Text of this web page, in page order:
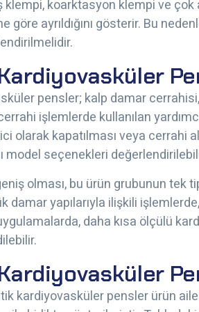
koarktasyon klempi ve
göre ayrıldığını gösterir. Bu
pensler; kalp damar
işlemlerde kullanılan
olarak kapatılması veya cerrahi
model seçenekleri
olması, bu ürün grubunun tek
damar yapılarıyla ilişkili
daha kısa ölçülü
kardiyovasküler pensler ürün